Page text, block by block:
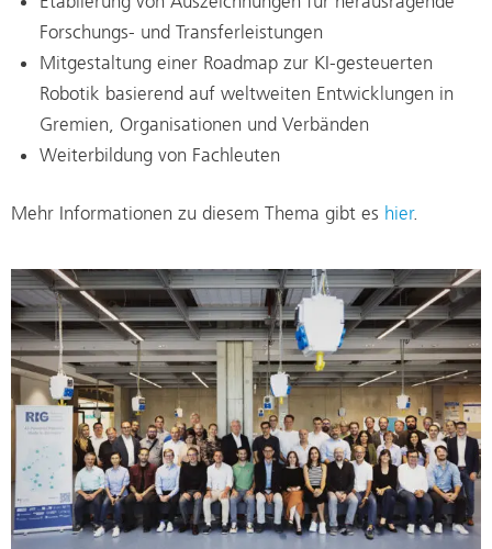
Forschungs- und Transferleistungen
Mitgestaltung einer Roadmap zur KI-gesteuerten
Robotik basierend auf weltweiten Entwicklungen in
Gremien, Organisationen und Verbänden
Weiterbildung von Fachleuten
Mehr Informationen zu diesem Thema gibt es hier.